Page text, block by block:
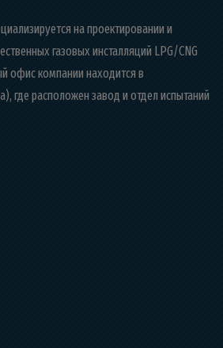
на проектировании и
газовых инсталляций LPG/CNG
офис компании находится в
где расположен завод и отдел испытаний